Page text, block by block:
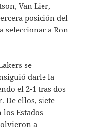
Van Lier,
posición del
seleccionar a Ron
se
darle la
el 2-1 tras dos
De ellos, siete
Estados
a